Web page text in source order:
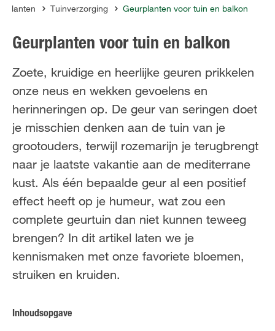
Tot je dienst
Onderneming
Tuinverzorging Geurplanten voor tuin en balkon
Geurplanten voor tuin en balkon
Zoete, kruidige en heerlijke geuren prikkelen
onze neus en wekken gevoelens en
herinneringen op. De geur van seringen doet
je misschien denken aan de tuin van je
grootouders, terwijl rozemarijn je terugbrengt
naar je laatste vakantie aan de mediterrane
kust. Als één bepaalde geur al een positief
effect heeft op je humeur, wat zou een
complete geurtuin dan niet kunnen teweeg
brengen? In dit artikel laten we je
kennismaken met onze favoriete bloemen,
struiken en kruiden.
Inhoudsopgave